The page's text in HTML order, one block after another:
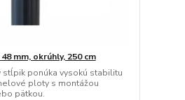
mm, okrúhly, 250 cm
ponúka vysokú stabilitu
ploty s montážou
pätkou.